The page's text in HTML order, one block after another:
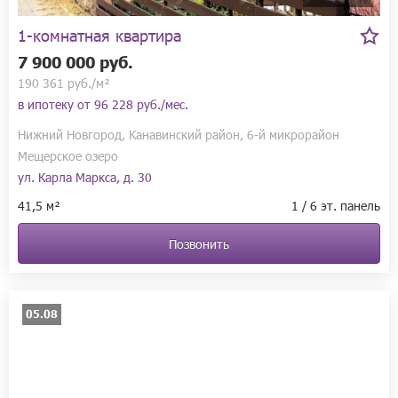
1-комнатная квартира
7 900 000 руб.
190 361 руб./м²
в ипотеку от 96 228 руб./мес.
Нижний Новгород, Канавинский район, 6-й микрорайон
Мещерское озеро
ул. Карла Маркса, д. 30
41,5 м²
1 / 6 эт. панель
Позвонить
05.08